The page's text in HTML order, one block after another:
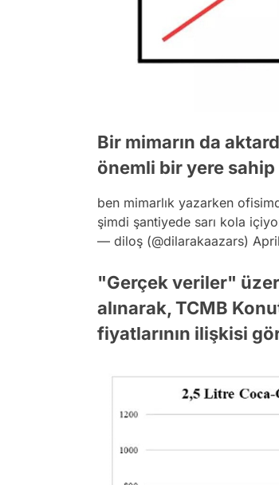
Bir mimarın da
önemli bir yere
ben mimarlık yazarken
şimdi şantiyede sarı kola
— diloş (@dilarakaazars)
"Gerçek veriler"
alınarak, TCMB
fiyatlarının ilişkisi